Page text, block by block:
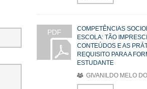
PDF
COMPETÊNCIAS
ESCOLA: TÃO
CONTEÚDOS E AS
REQUISITO PARA A
ESTUDANTE
GIVANILDO MELO